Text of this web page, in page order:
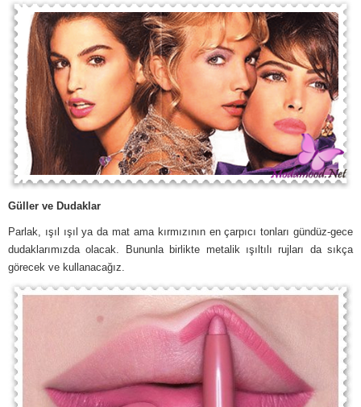
Güller ve Dudaklar
Parlak, ışıl ışıl ya da mat ama kırmızının en çarpıcı tonları gündüz-gece
dudaklarımızda olacak. Bununla birlikte metalik ışıltılı rujları da sıkça
görecek ve kullanacağız.